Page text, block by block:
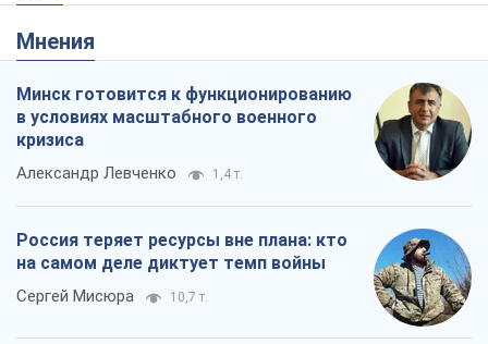
Мнения
Минск готовится к функционированию
в условиях масштабного военного
кризиса
Александр Левченко 1,4 т.
Россия теряет ресурсы вне плана: кто
на самом деле диктует темп войны
Сергей Мисюра 10,7 т.